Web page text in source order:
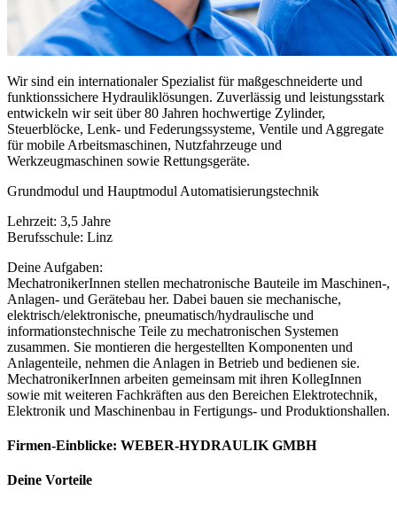
Wir sind ein internationaler Spezialist für maßgeschneiderte und
funktionssichere Hydrauliklösungen. Zuverlässig und leistungsstark
entwickeln wir seit über 80 Jahren hochwertige Zylinder,
Steuerblöcke, Lenk- und Federungssysteme, Ventile und Aggregate
für mobile Arbeitsmaschinen, Nutzfahrzeuge und
Werkzeugmaschinen sowie Rettungsgeräte.
Grundmodul und Hauptmodul Automatisierungstechnik
Lehrzeit: 3,5 Jahre
Berufsschule: Linz
Deine Aufgaben:
MechatronikerInnen stellen mechatronische Bauteile im Maschinen-,
Anlagen- und Gerätebau her. Dabei bauen sie mechanische,
elektrisch/elektronische, pneumatisch/hydraulische und
informationstechnische Teile zu mechatronischen Systemen
zusammen. Sie montieren die hergestellten Komponenten und
Anlagenteile, nehmen die Anlagen in Betrieb und bedienen sie.
MechatronikerInnen arbeiten gemeinsam mit ihren KollegInnen
sowie mit weiteren Fachkräften aus den Bereichen Elektrotechnik,
Elektronik und Maschinenbau in Fertigungs- und Produktionshallen.
Firmen-Einblicke: WEBER-HYDRAULIK GMBH
Deine Vorteile